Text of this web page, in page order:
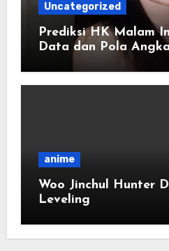
Uncategorized
Prediksi HK Malam
Data dan Pola
anime
Woo Jinchul Hunter
Leveling